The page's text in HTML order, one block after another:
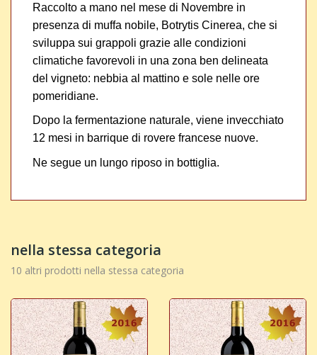
Raccolto a mano nel mese di Novembre in
presenza di muffa nobile, Botrytis Cinerea, che si
sviluppa sui grappoli grazie alle condizioni
climatiche favorevoli in una zona ben delineata
del vigneto: nebbia al mattino e sole nelle ore
pomeridiane.
Dopo la fermentazione naturale, viene invecchiato
12 mesi in barrique di rovere francese nuove.
Ne segue un lungo riposo in bottiglia.
nella stessa categoria
10 altri prodotti nella stessa categoria